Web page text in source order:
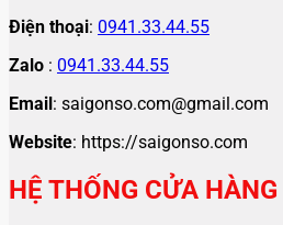
Điện thoại: 0941.33.44.55
Zalo : 0941.33.44.55
Email: saigonso.com@gmail.com
Website: https://saigonso.com
HỆ THỐNG CỬA HÀNG